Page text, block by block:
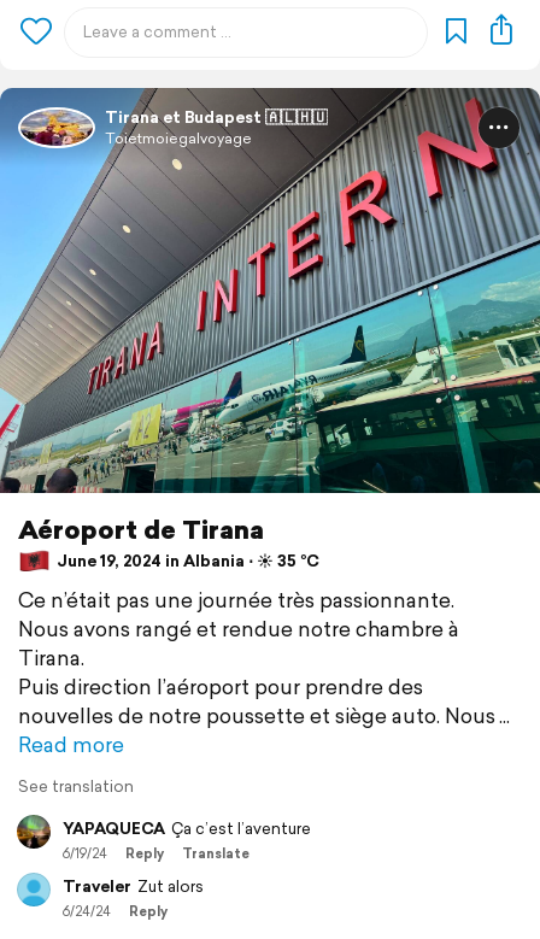
Tirana et Budapest 🇦🇱🇭🇺
Toietmoiegalvoyage
Aéroport de Tirana
June 19, 2024 in Albania ⋅ ☀️ 35 °C
Ce n’était pas une journée très passionnante.
Nous avons rangé et rendue notre chambre à
Tirana.
Puis direction l’aéroport pour prendre des
nouvelles de notre poussette et siège auto. Nous
Read more
See translation
YAPAQUECA Ça c’est l’aventure
6/19/24 Reply Translate
Traveler Zut alors
6/24/24 Reply